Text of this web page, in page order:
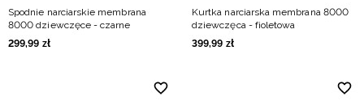
Spodnie narciarskie membrana
8000 dziewczęce - czarne
299,99 zł
Kurtka narciarska membrana 8000
dziewczęca - fioletowa
399,99 zł